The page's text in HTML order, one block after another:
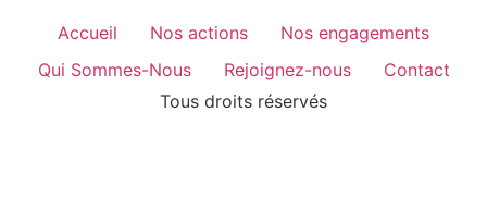
Accueil Nos actions
Nos engagements
Qui Sommes-Nous
Rejoignez-nous
Contact
Tous droits réservés